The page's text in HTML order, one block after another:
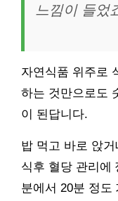
느낌이 들었
자연식품 위주로
하는 것만으로도
이 된답니다.
밥 먹고 바로 앉
식후 혈당 관리에
분에서 20분 정도